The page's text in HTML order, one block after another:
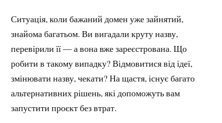
Ситуація, коли бажаний домен уже зайнятий,
знайома багатьом. Ви вигадали круту назву,
перевірили її — а вона вже зареєстрована. Що
робити в такому випадку? Відмовитися від ідеї,
змінювати назву, чекати? На щастя, існує багато
альтернативних рішень, які допоможуть вам
запустити проєкт без втрат.